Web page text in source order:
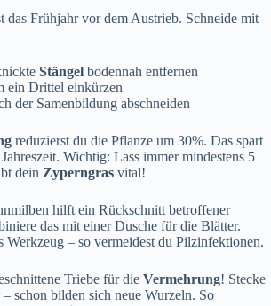
das Frühjahr vor dem Austrieb. Schneide mit
Stängel bodennah entfernen
ein Drittel einkürzen
der Samenbildung abschneiden
reduzierst du die Pflanze um 30%. Das spart
Wichtig: Lass immer mindestens 5
dein Zyperngras vital!
hilft ein Rückschnitt betroffener
das mit einer Dusche für die Blätter.
Werkzeug – so vermeidest du Pilzinfektionen.
Triebe für die Vermehrung! Stecke
schon bilden sich neue Wurzeln. So